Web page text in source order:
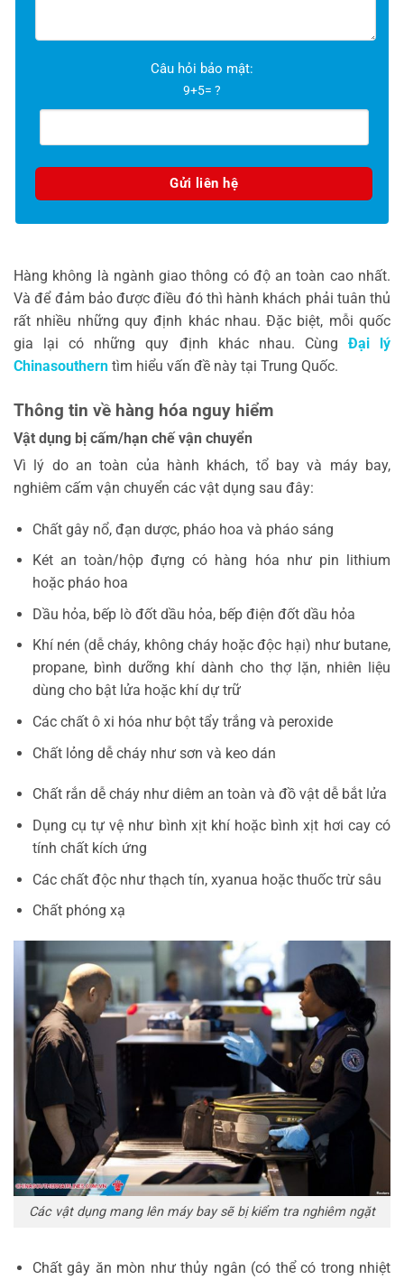
Câu hỏi bảo mật:
9+5= ?
Hàng không là ngành giao thông có độ an toàn cao nhất.
Và để đảm bảo được điều đó thì hành khách phải tuân thủ
rất nhiều những quy định khác nhau. Đặc biệt, mỗi quốc
gia lại có những quy định khác nhau. Cùng Đại lý
Chinasouthern tìm hiểu vấn đề này tại Trung Quốc.
Thông tin về hàng hóa nguy hiểm
Vật dụng bị cấm/hạn chế vận chuyển
Vì lý do an toàn của hành khách, tổ bay và máy bay,
nghiêm cấm vận chuyển các vật dụng sau đây:
Chất gây nổ, đạn dược, pháo hoa và pháo sáng
Két an toàn/hộp đựng có hàng hóa như pin lithium
hoặc pháo hoa
Dầu hỏa, bếp lò đốt dầu hỏa, bếp điện đốt dầu hỏa
Khí nén (dễ cháy, không cháy hoặc độc hại) như butane,
propane, bình dưỡng khí dành cho thợ lặn, nhiên liệu
dùng cho bật lửa hoặc khí dự trữ
Các chất ô xi hóa như bột tẩy trắng và peroxide
Chất lỏng dễ cháy như sơn và keo dán
Chất rắn dễ cháy như diêm an toàn và đồ vật dễ bắt lửa
Dụng cụ tự vệ như bình xịt khí hoặc bình xịt hơi cay có
tính chất kích ứng
Các chất độc như thạch tín, xyanua hoặc thuốc trừ sâu
Chất phóng xạ
Các vật dụng mang lên máy bay sẽ bị kiểm tra nghiêm ngặt
Chất gây ăn mòn như thủy ngân (có thể có trong nhiệt